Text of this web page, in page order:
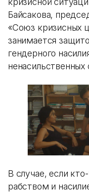
Байсакова,
«Союз кризисных
занимается
гендерного
В случае, если
рабством и